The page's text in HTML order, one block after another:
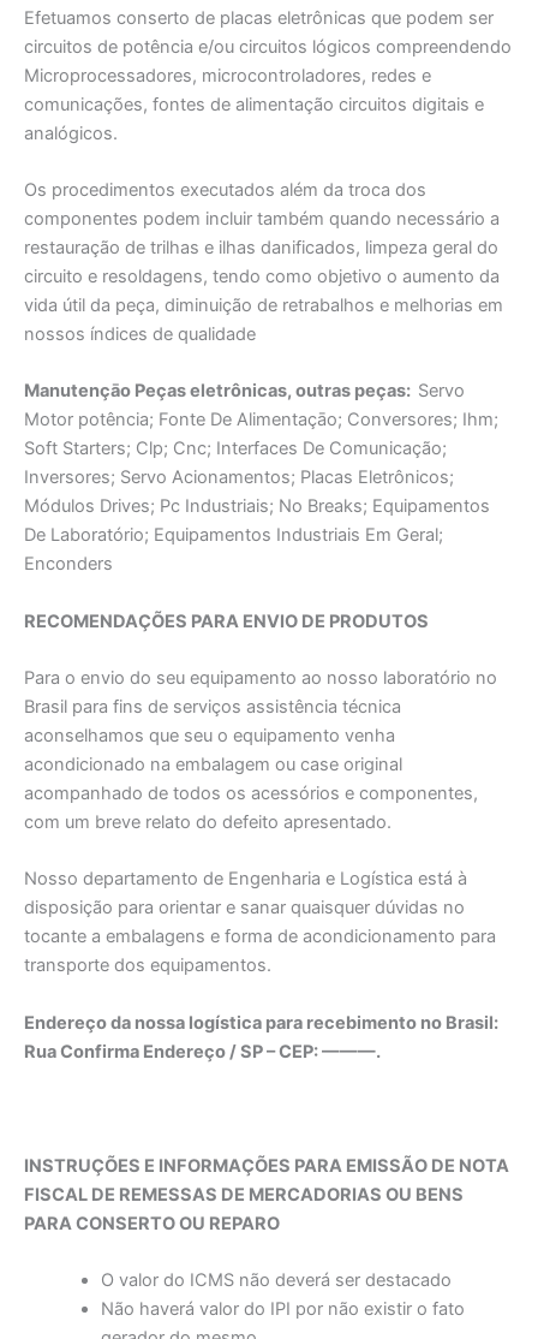
Efetuamos conserto de placas eletrônicas que podem ser
circuitos de potência e/ou circuitos lógicos compreendendo
Microprocessadores, microcontroladores, redes e
comunicações, fontes de alimentação circuitos digitais e
analógicos.
Os procedimentos executados além da troca dos
componentes podem incluir também quando necessário a
restauração de trilhas e ilhas danificados, limpeza geral do
circuito e resoldagens, tendo como objetivo o aumento da
vida útil da peça, diminuição de retrabalhos e melhorias em
nossos índices de qualidade
Manutençāo Peças eletrônicas, outras peças: Servo
Motor potência; Fonte De Alimentaçāo; Conversores; Ihm;
Soft Starters; Clp; Cnc; Interfaces De Comunicação;
Inversores; Servo Acionamentos; Placas Eletrônicos;
Módulos Drives; Pc Industriais; No Breaks; Equipamentos
De Laboratório; Equipamentos Industriais Em Geral;
Enconders
RECOMENDAÇÕES PARA ENVIO DE PRODUTOS
Para o envio do seu equipamento ao nosso laboratório no
Brasil para fins de serviços assistência técnica
aconselhamos que seu o equipamento venha
acondicionado na embalagem ou case original
acompanhado de todos os acessórios e componentes,
com um breve relato do defeito apresentado.
Nosso departamento de Engenharia e Logística está à
disposição para orientar e sanar quaisquer dúvidas no
tocante a embalagens e forma de acondicionamento para
transporte dos equipamentos.
Endereço da nossa logística para recebimento no Brasil:
Rua Confirma Endereço / SP – CEP: ———.
INSTRUÇÕES E INFORMAÇÕES PARA EMISSÃO DE NOTA
FISCAL DE REMESSAS DE MERCADORIAS OU BENS
PARA CONSERTO OU REPARO
O valor do ICMS não deverá ser destacado
Não haverá valor do IPI por não existir o fato